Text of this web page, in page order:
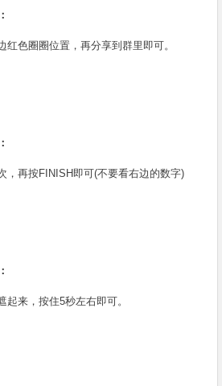
色圈圈位置，再分享到群里即可。
再按FINISH即可(不要看右边的数字)
来，按住5秒左右即可。